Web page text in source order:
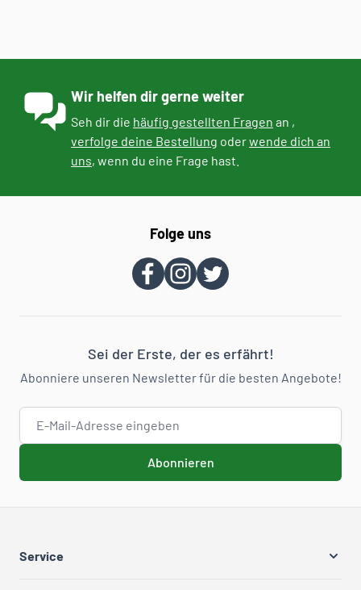
Wir helfen dir gerne weiter
Seh dir die häufig gestellten Fragen an ,
verfolge deine Bestellung oderwende dich an
uns, wenn du eine Frage hast.
Folge uns
Sei der Erste, der es erfährt!
Abonniere unseren Newsletter für die besten Angebote!
E-Mail-Adresse
Abonnieren
Service